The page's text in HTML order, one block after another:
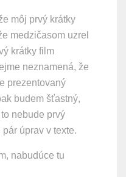
môj prvý krátky
medzičasom uzrel
krátky film
neznamená, že
prezentovaný
budem šťastný,
nebude prvý
úprav v texte.
nabudúce tu